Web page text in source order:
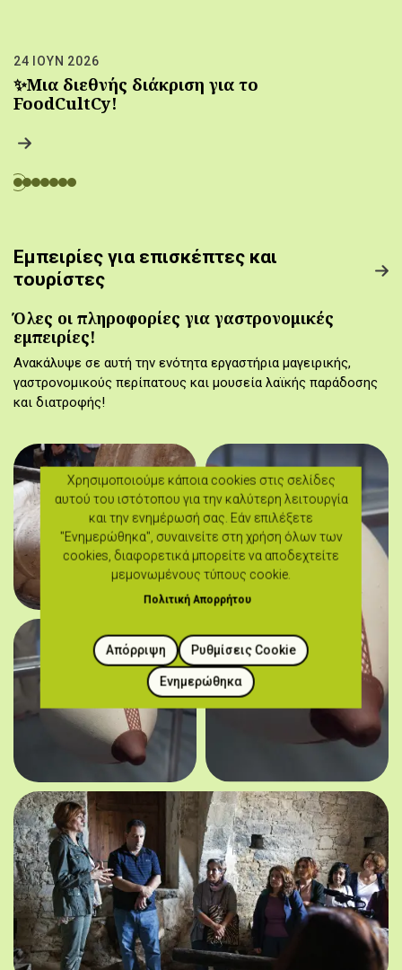
24 ΙΟΥΝ 2026
✨Μια διεθνής διάκριση για το
FoodCultCy!
Εμπειρίες για επισκέπτες και
τουρίστες
Όλες οι πληροφορίες για γαστρονομικές
εμπειρίες!
Ανακάλυψε σε αυτή την ενότητα εργαστήρια μαγειρικής,
γαστρονομικούς περίπατους και μουσεία λαϊκής παράδοσης
και διατροφής!
Χρησιμοποιούμε κάποια cookies στις σελίδες
αυτού του ιστότοπου για την καλύτερη λειτουργία
και την ενημέρωσή σας. Εάν επιλέξετε
"Ενημερώθηκα", συναινείτε στη χρήση όλων των
cookies, διαφορετικά μπορείτε να αποδεχτείτε
μεμονωμένους τύπους cookie.
Πολιτική Απορρήτου
Ρυθμίσεις Cookie
Απόρριψη
Ενημερώθηκα